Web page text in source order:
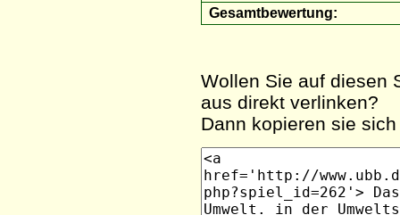
Gesamtbewertung:
Wollen Sie auf diesen
aus direkt verlinken?
Dann kopieren sie